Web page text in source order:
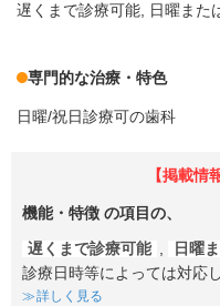
遅くまで診療可能 日曜また
専門的な治療・特色
日曜/祝日診療可の歯科
【掲載情
機能・特徴 の項目の、
遅くまで診療可能 , 日曜
診療日時等によっては対応
詳しく見る